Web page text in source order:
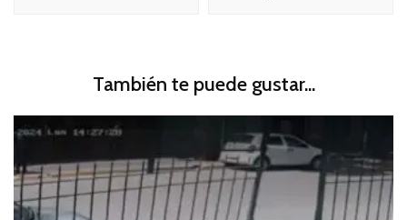
También te puede gustar...